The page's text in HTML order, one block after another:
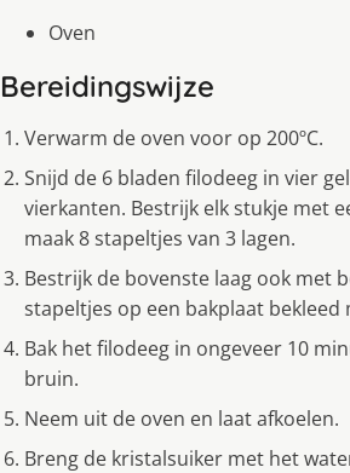
Oven
Bereidingswijze
Verwarm de oven voor op 200ºC.
Snijd de 6 bladen filodeeg in vier
vierkanten. Bestrijk elk stukje met
maak 8 stapeltjes van 3 lagen.
Bestrijk de bovenste laag ook met
stapeltjes op een bakplaat bekleed
Bak het filodeeg in ongeveer 10
bruin.
Neem uit de oven en laat afkoelen.
Breng de kristalsuiker met het